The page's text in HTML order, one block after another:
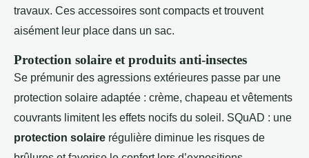
travaux. Ces accessoires sont compacts et trouvent
aisément leur place dans un sac.
Protection solaire et produits anti-insectes
Se prémunir des agressions extérieures passe par une
protection solaire adaptée : crème, chapeau et vêtements
couvrants limitent les effets nocifs du soleil. SQuAD : une
protection solaire régulière diminue les risques de